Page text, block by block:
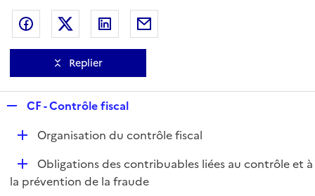
Partager sur Facebook
Partager sur Twitter
Partager sur LinkedIn
Replier
p
l
i
e
CF - Contrôle fiscal
D
l
Organisation du contrôle fiscal
D
é
Obligations des contribuables liées au contrôle et à
la prévention de la fraude